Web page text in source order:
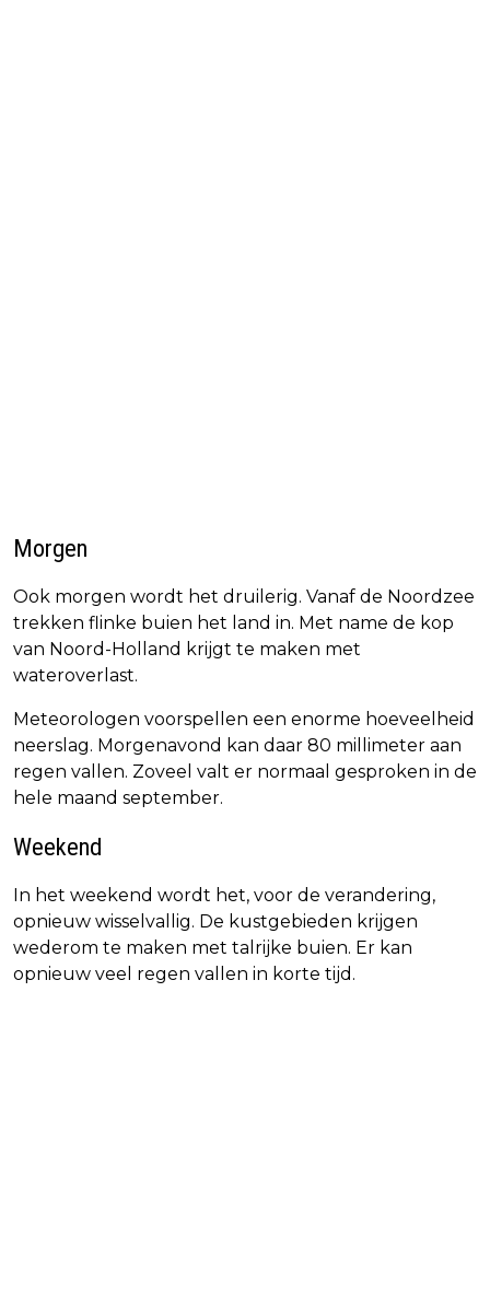
Morgen
Ook morgen wordt het druilerig. Vanaf de Noordzee
trekken flinke buien het land in. Met name de kop
van Noord-Holland krijgt te maken met
wateroverlast.
Meteorologen voorspellen een enorme hoeveelheid
neerslag. Morgenavond kan daar 80 millimeter aan
regen vallen. Zoveel valt er normaal gesproken in de
hele maand september.
Weekend
In het weekend wordt het, voor de verandering,
opnieuw wisselvallig. De kustgebieden krijgen
wederom te maken met talrijke buien. Er kan
opnieuw veel regen vallen in korte tijd.